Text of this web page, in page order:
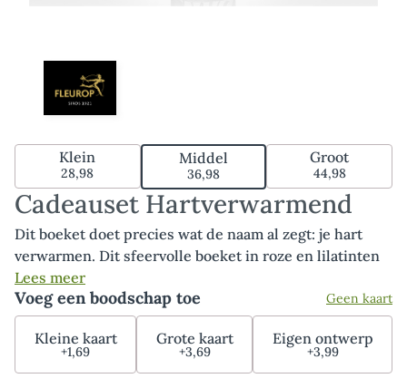
Cadeauset Hartverwarmend
Dit boeket doet precies wat de naam al zegt: je hart
verwarmen. Dit sfeervolle boeket in roze en lilatinten
kenmerkt zich door de opvallende gerbera, kleurrijke
roos en prachtige anjer. Een boeket dat zeker in de
smaak zal vallen dankzij de warme tinten en het
compacte formaat. Het boeket Hartverwarmend wordt
geleverd inclusief onze luxueuze bonbons en is
Lees meer
Klein
28,98
Middel
36,98
Groot
44,98
Voeg een boodschap toe Geen kaart
Kleine kaart
+1,69
Grote kaart
+3,69
Eigen ontwerp
+3,99